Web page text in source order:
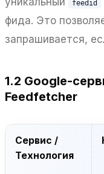
feedid
фида. Это
запрашивается,
1.2 Google-
Feedfetcher
Сервис /
Технология